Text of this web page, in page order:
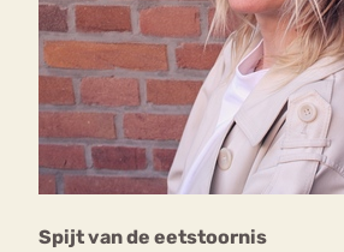
Spijt van de eetstoornis